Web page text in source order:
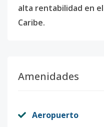
alta rentabilidad en
Caribe.
Amenidades
Aeropuerto